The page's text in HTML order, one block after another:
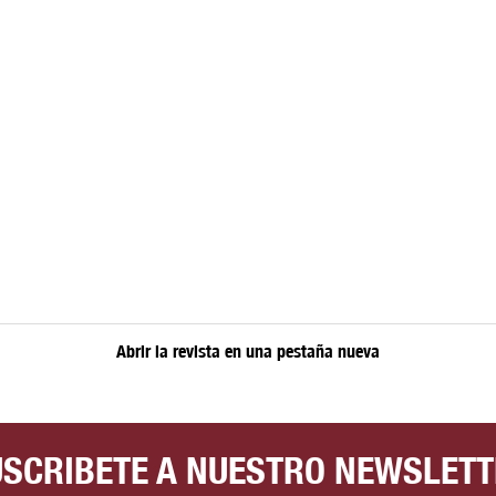
Abrir la revista en una pestaña nueva
A NUESTRO